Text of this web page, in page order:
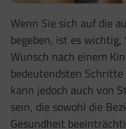
Wenn Sie sich auf die
begeben, ist es
Wunsch nach einem
bedeutendsten Schritte
kann jedoch auch von
sein, die sowohl die
Gesundheit